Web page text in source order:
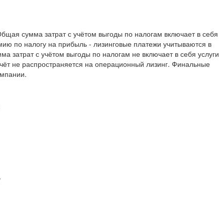
сумма затрат с учётом выгоды по налогам включает в себя
по налогу на прибыль - лизинговые платежи учитываются в
с учётом выгоды по налогам не включает в себя услуги
не распространяется на операционный лизинг. Финальные